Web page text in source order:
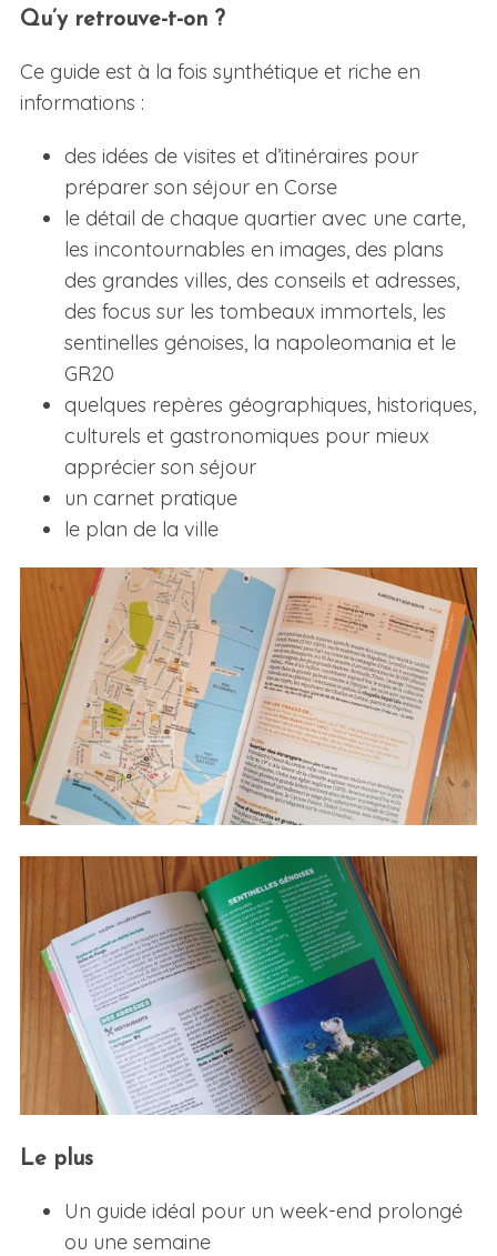
Qu’y retrouve-t-on ?
Ce guide est à la fois synthétique et riche en
informations :
des idées de visites et d’itinéraires pour
préparer son séjour en Corse
le détail de chaque quartier avec une carte,
les incontournables en images, des plans
des grandes villes, des conseils et adresses,
des focus sur les tombeaux immortels, les
sentinelles génoises, la napoleomania et le
GR20
quelques repères géographiques, historiques,
culturels et gastronomiques pour mieux
apprécier son séjour
un carnet pratique
le plan de la ville
Le plus
Un guide idéal pour un week-end prolongé
ou une semaine